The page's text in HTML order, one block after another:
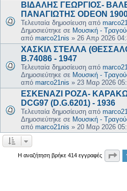
ΒΙΔΑΛΗΣ ΓΕΩΡΓΙΟΣ-
ΠΑΝΑΓΙΩΤΗΣ ODEON
Τελευταία δημοσίευση από
Δημοσιεύτηκε σε Μουσική -
από marco21nis » 26 Απρ 2026
ΧΑΣΚΙΛ ΣΤΕΛΛΑ
B.74086 - 1947
Τελευταία δημοσίευση από
Δημοσιεύτηκε σε Μουσική -
από marco21nis » 23 Μαρ 2026
ΕΣΚΕΝΑΖΙ ΡΟΖΑ-
DCG97 (D.G.6201) - 1936
Τελευταία δημοσίευση από
Δημοσιεύτηκε σε Μουσική -
από marco21nis » 20 Μαρ 2026
Η αναζήτηση βρήκε 414 εγγραφές